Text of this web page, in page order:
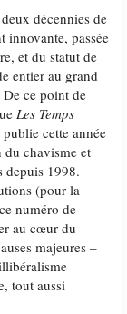
décennies de
innovante, passée
et du statut de
entier au grand
ce point de
Les Temps
cette année
du chavisme et
depuis 1998.
(pour la
numéro de
au cœur du
majeures –
tout aussi